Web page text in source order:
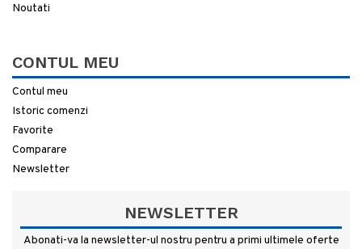
Noutati
CONTUL MEU
Contul meu
Istoric comenzi
Favorite
Comparare
Newsletter
NEWSLETTER
Abonati-va la newsletter-ul nostru pentru a primi ultimele oferte